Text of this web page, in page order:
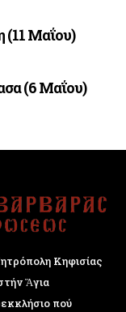
(11 Μαΐου)
(6 Μαΐου)
Κηφισίας
Ἅγια
πού